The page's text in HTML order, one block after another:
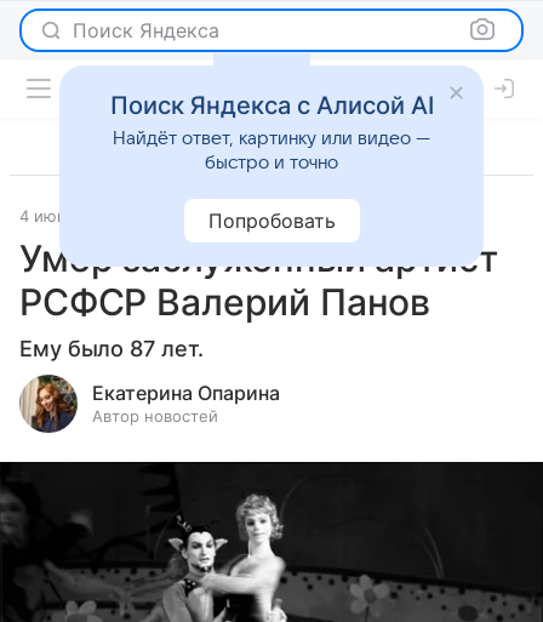
Поиск Яндекса
4 июня 2025 Светская жизнь
Умер заслуженный артист
РСФСР Валерий Панов
Ему было 87 лет.
Екатерина Опарина
Автор новостей
Поиск Яндекса с Алисой AI
Найдёт ответ, картинку или видео —
быстро и точно
Попробовать